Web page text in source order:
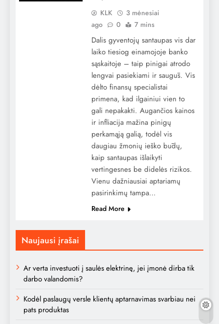
KLK
3 mėnesiai
ago
0 7 mins
Dalis gyventojų santaupas vis dar
laiko tiesiog einamojoje banko
sąskaitoje – taip pinigai atrodo
lengvai pasiekiami ir saugūs. Vis
dėlto finansų specialistai
primena, kad ilgainiui vien to
gali nepakakti. Augančios kainos
ir infliacija mažina pinigų
perkamąją galią, todėl vis
daugiau žmonių ieško būdų,
kaip santaupas išlaikyti
vertingesnes be didelės rizikos.
Vienu dažniausiai aptariamų
pasirinkimų tampa…
Read More
Naujausi įrašai
Ar verta investuoti į saulės elektrinę, jei įmonė dirba tik
darbo valandomis?
Kodėl paslaugų versle klientų aptarnavimas svarbiau nei
pats produktas